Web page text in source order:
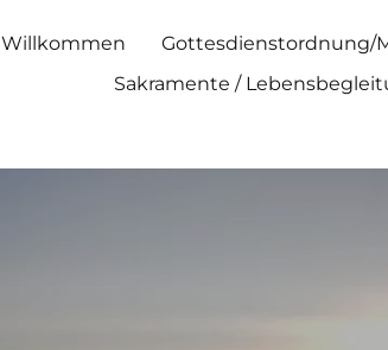
Willkommen Gottesdienstordnung/
Sakramente /